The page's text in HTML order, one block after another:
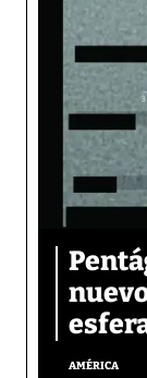
AMÉRICA